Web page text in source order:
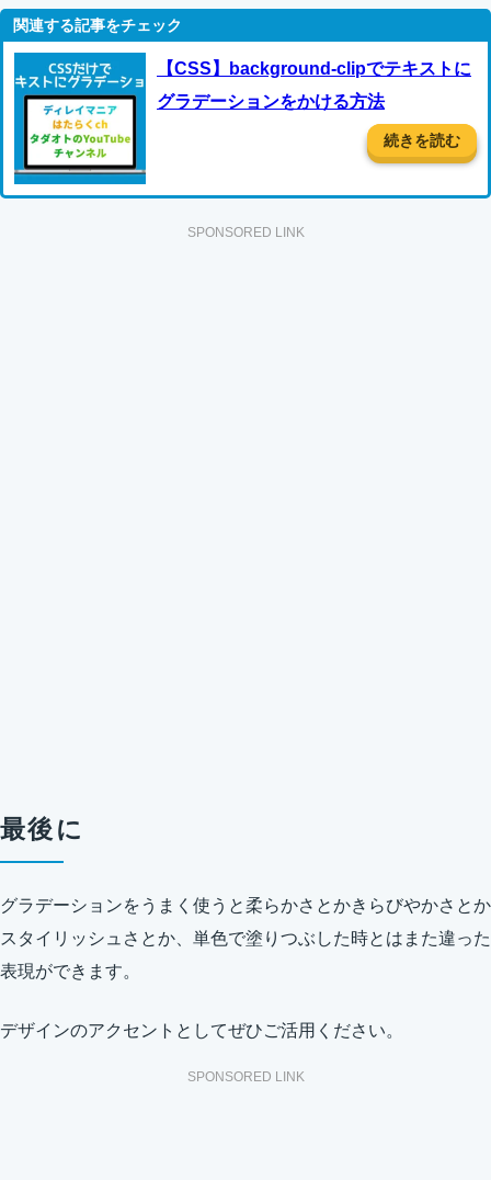
【CSS】background-clipでテキストに
グラデーションをかける方法
続きを読む
SPONSORED LINK
最後に
グラデーションをうまく使うと柔らかさとかきらびやかさとか
スタイリッシュさとか、単色で塗りつぶした時とはまた違った
表現ができます。
デザインのアクセントとしてぜひご活用ください。
SPONSORED LINK